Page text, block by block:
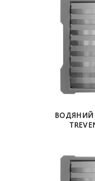
ВОДЯНИЙ